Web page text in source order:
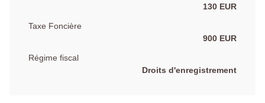
130 EUR
Taxe Foncière
900 EUR
Régime fiscal
Droits d'enregistrement